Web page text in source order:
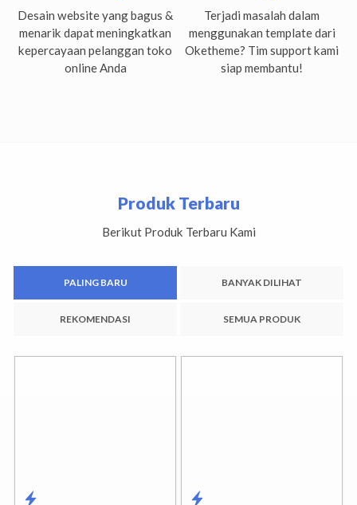
Desain website yang bagus &
menarik dapat meningkatkan
kepercayaan pelanggan toko
online Anda
Terjadi masalah dalam
menggunakan template dari
Oketheme? Tim support kami
siap membantu!
Produk Terbaru
Berikut Produk Terbaru Kami
PALING BARU BANYAK DILIHAT
REKOMENDASI SEMUA PRODUK